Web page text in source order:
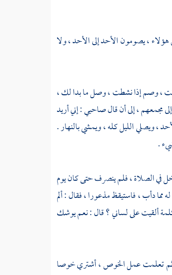
، يصومون الأحد إلى الأحد ، ولا
، وصم إذا نشطت ، وصل ما بدا لك ،
مجمعهم ، إلى أن قال صاحبي : إني أريد
ويصلي الليل كله ، ويمشي بالنهار .
.
في الصلاة ، فلم ينصرف حتى كان يوم
مما دأب ، فاستيقظ مذعورا ، فقال : ألم
ألقيت على لساني ؟ قال : نعم يوشك
تعلمت عمل الخوص ، أشتري خوصا